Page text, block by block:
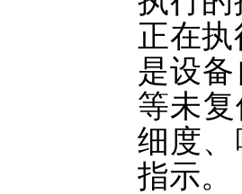
正在
是设
等未
细度
指示。